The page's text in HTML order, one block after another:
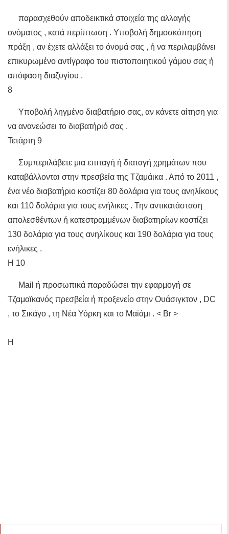
παρασχεθούν αποδεικτικά στοιχεία της αλλαγής
ονόματος , κατά περίπτωση . Υποβολή δημοσκόπηση
πράξη , αν έχετε αλλάξει το όνομά σας , ή να περιλαμβάνει
επικυρωμένο αντίγραφο του πιστοποιητικού γάμου σας ή
απόφαση διαζυγίου .
8
Υποβολή ληγμένο διαβατήριο σας, αν κάνετε αίτηση για
να ανανεώσει το διαβατήριό σας .
Τετάρτη 9
Συμπεριλάβετε μια επιταγή ή διαταγή χρημάτων που
καταβάλλονται στην πρεσβεία της Τζαμάικα . Από το 2011 ,
ένα νέο διαβατήριο κοστίζει 80 δολάρια για τους ανηλίκους
και 110 δολάρια για τους ενήλικες . Την αντικατάσταση
απολεσθέντων ή κατεστραμμένων διαβατηρίων κοστίζει
130 δολάρια για τους ανηλίκους και 190 δολάρια για τους
ενήλικες .
Η 10
Mail ή προσωπικά παραδώσει την εφαρμογή σε
Τζαμαϊκανός πρεσβεία ή προξενείο στην Ουάσιγκτον , DC
, το Σικάγο , τη Νέα Υόρκη και το Μαϊάμι . < Br >
Η